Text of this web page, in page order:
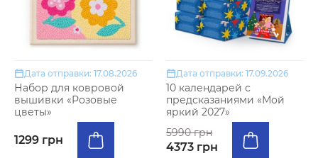
Дата отправки: 17.08.2026
Набор для ковровой
вышивки «Розовые
цветы»
1299 грн
Дата отправки: 17.09.2026
10 календарей с
предсказаниями «Мой
яркий 2027»
5990 грн
4373 грн